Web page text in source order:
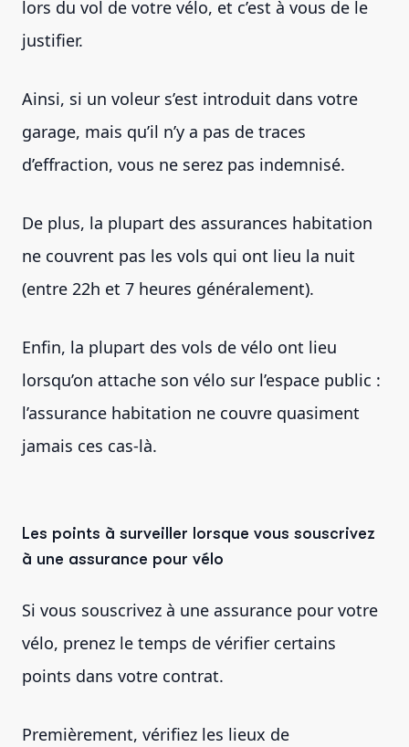
lors du vol de votre vélo, et c’est à vous de le
justifier.
Ainsi, si un voleur s’est introduit dans votre
garage, mais qu’il n’y a pas de traces
d’effraction, vous ne serez pas indemnisé.
De plus, la plupart des assurances habitation
ne couvrent pas les vols qui ont lieu la nuit
(entre 22h et 7 heures généralement).
Enfin, la plupart des vols de vélo ont lieu
lorsqu’on attache son vélo sur l’espace public :
l’assurance habitation ne couvre quasiment
jamais ces cas-là.
Les points à surveiller lorsque vous souscrivez
à une assurance pour vélo
Si vous souscrivez à une assurance pour votre
vélo, prenez le temps de vérifier certains
points dans votre contrat.
Premièrement, vérifiez les lieux de